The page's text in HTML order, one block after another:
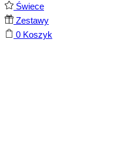
Świece
Zestawy
0 Koszyk